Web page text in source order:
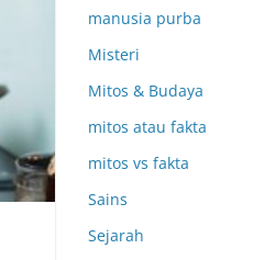
manusia purba
Misteri
Mitos & Budaya
mitos atau fakta
mitos vs fakta
Sains
Sejarah